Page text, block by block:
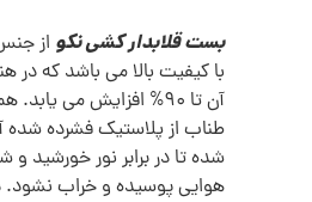
بست قلابدار کشی نکو از
با کیفیت بالا می باشد که در
آن تا 90% افزایش می
شده تا در برابر نور خورشید
هوایی پوسیده و خراب